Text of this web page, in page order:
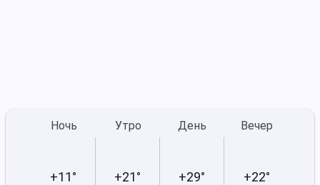
Ночь
+11°
Утро
+21°
День
+29°
Вечер
+22°